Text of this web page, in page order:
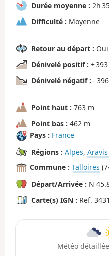
Durée moyenne : 2h 35
Difficulté : Moyenne
Retour au départ : Oui
Dénivelé positif : +
Dénivelé négatif : -
Point haut : 763 m
Point bas : 462 m
Pays : France
Régions : Alpes,
Commune : Talloires
Départ/Arrivée : N
Carte(s) IGN : Ref.
Météo